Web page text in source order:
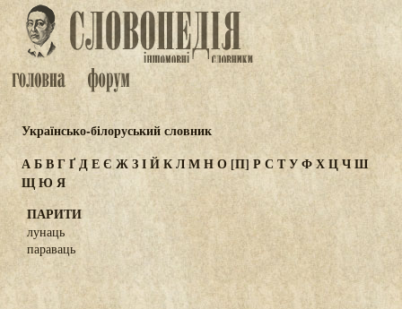
Українсько-білоруський словник
АБВГҐДЕЄ ЖЗІЙКЛМНО[П] Р С ТУФХЦЧШ
ЩЮ Я
ПАРИТИ
лунаць
параваць